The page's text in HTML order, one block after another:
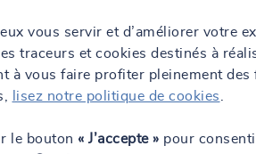
dans la prévention des risques
renouvelables. Nos équipes
vous servir et d’améliorer votre
traceurs et cookies destinés à
à vous faire profiter pleinement
lisez notre politique de cookies
le bouton « J’accepte » pour